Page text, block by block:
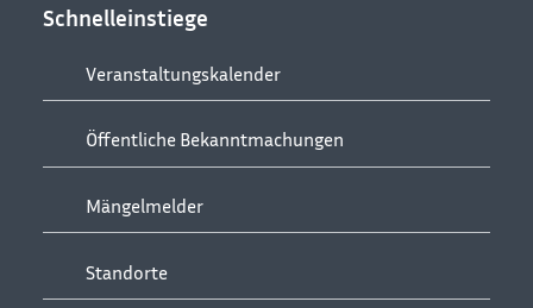
Schnelleinstiege
Veranstaltungskalender
Öffentliche Bekanntmachungen
Mängelmelder
Standorte